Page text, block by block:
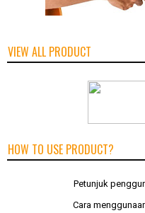
VIEW ALL PRODUCT
HOW TO USE PRODUCT?
Petunjuk
Cara